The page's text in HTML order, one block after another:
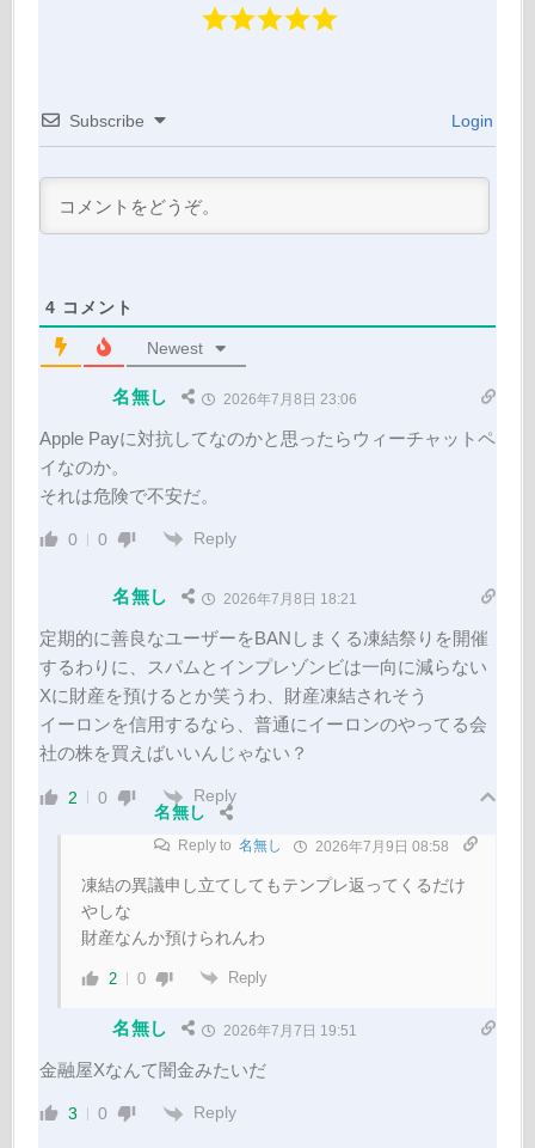
Subscribe Login
4 コメント
Newest
名無し 2026年7月8日 23:06
Apple Payに対抗してなのかと思ったらウィーチャットペ
イなのか。
それは危険で不安だ。
0 0 Reply
名無し 2026年7月8日 18:21
定期的に善良なユーザーをBANしまくる凍結祭りを開催
するわりに、スパムとインプレゾンビは一向に減らない
Xに財産を預けるとか笑うわ、財産凍結されそう
イーロンを信用するなら、普通にイーロンのやってる会
社の株を買えばいいんじゃない？
2 0
Reply
名無し
Reply to 名無し 2026年7月9日 08:58
凍結の異議申し立てしてもテンプレ返ってくるだけ
やしな
財産なんか預けられんわ
2 0 Reply
名無し 2026年7月7日 19:51
金融屋Xなんて闇金みたいだ
3 0 Reply